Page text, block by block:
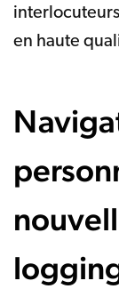
en haute